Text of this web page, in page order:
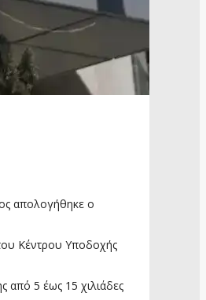
απολογήθηκε ο
Κέντρου Υποδοχής
από 5 έως 15 χιλιάδες